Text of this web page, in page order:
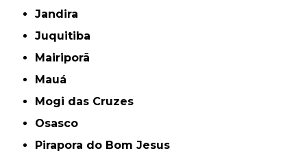
Jandira
Juquitiba
Mairiporã
Mauá
Mogi das Cruzes
Osasco
Pirapora do Bom Jesus